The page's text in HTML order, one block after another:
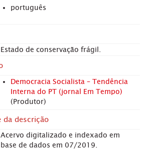
português
Estado de conservação frágil.
Democracia Socialista – Tendência
Interna do PT (jornal Em Tempo)
(Produtor)
da descrição
Acervo digitalizado e indexado em
base de dados em 07/2019.